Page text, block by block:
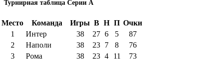
Турнирная таблица Серии А
Место Команда Игры В Н П Очки
1
Интер 38 27 6 5
87
2
Наполи 38 23 7 8
76
3
Рома 38 23 4 11
73